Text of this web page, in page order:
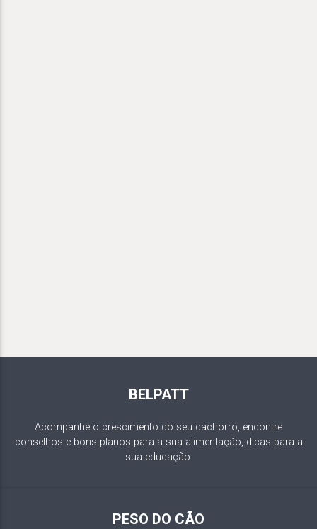
BELPATT
Acompanhe o crescimento do seu cachorro, encontre
conselhos e bons planos para a sua alimentação, dicas para a
sua educação.
PESO DO CÃO